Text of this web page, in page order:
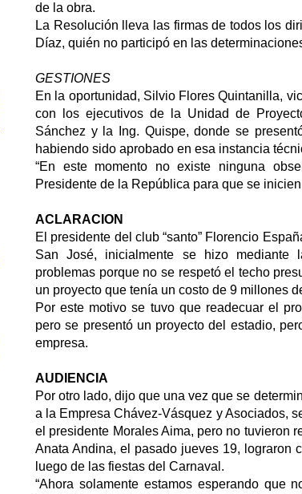
de la obra.
La Resolución lleva las firmas de todos los
Díaz, quién no participó en las
GESTIONES
En la oportunidad, Silvio Flores Quintanilla,
con los ejecutivos de la Unidad de
Sánchez y la Ing. Quispe, donde se
habiendo sido aprobado en esa instancia
“En este momento no existe ninguna
Presidente de la República para que se
ACLARACION
El presidente del club “santo” Florencio
San José, inicialmente se hizo mediante
problemas porque no se respetó el techo
un proyecto que tenía un costo de 9 millones
Por este motivo se tuvo que readecuar el
pero se presentó un proyecto del estadio,
empresa.
AUDIENCIA
Por otro lado, dijo que una vez que se
a la Empresa Chávez-Vásquez y Asociados,
el presidente Morales Aima, pero no tuvieron
Anata Andina, el pasado jueves 19, lograron
luego de las fiestas del Carnaval.
“Ahora solamente estamos esperando que